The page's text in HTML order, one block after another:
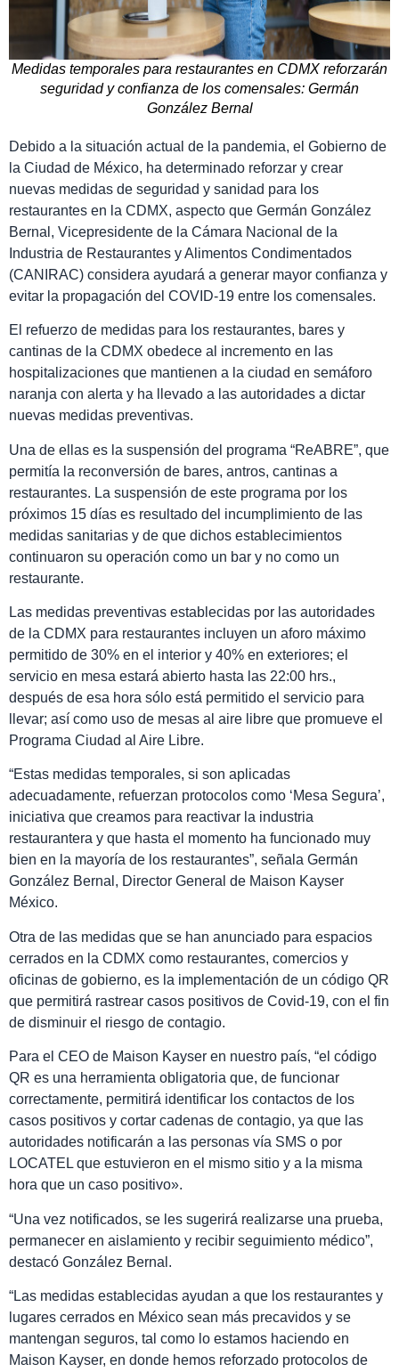
Medidas temporales para restaurantes en CDMX reforzarán
seguridad y confianza de los comensales: Germán
González Bernal
Debido a la situación actual de la pandemia, el Gobierno de
la Ciudad de México, ha determinado reforzar y crear
nuevas medidas de seguridad y sanidad para los
restaurantes en la CDMX, aspecto que Germán González
Bernal, Vicepresidente de la Cámara Nacional de la
Industria de Restaurantes y Alimentos Condimentados
(CANIRAC) considera ayudará a generar mayor confianza y
evitar la propagación del COVID-19 entre los comensales.
El refuerzo de medidas para los restaurantes, bares y
cantinas de la CDMX obedece al incremento en las
hospitalizaciones que mantienen a la ciudad en semáforo
naranja con alerta y ha llevado a las autoridades a dictar
nuevas medidas preventivas.
Una de ellas es la suspensión del programa “ReABRE”, que
permitía la reconversión de bares, antros, cantinas a
restaurantes. La suspensión de este programa por los
próximos 15 días es resultado del incumplimiento de las
medidas sanitarias y de que dichos establecimientos
continuaron su operación como un bar y no como un
restaurante.
Las medidas preventivas establecidas por las autoridades
de la CDMX para restaurantes incluyen un aforo máximo
permitido de 30% en el interior y 40% en exteriores; el
servicio en mesa estará abierto hasta las 22:00 hrs.,
después de esa hora sólo está permitido el servicio para
llevar; así como uso de mesas al aire libre que promueve el
Programa Ciudad al Aire Libre.
“Estas medidas temporales, si son aplicadas
adecuadamente, refuerzan protocolos como ‘Mesa Segura’,
iniciativa que creamos para reactivar la industria
restaurantera y que hasta el momento ha funcionado muy
bien en la mayoría de los restaurantes”, señala Germán
González Bernal, Director General de Maison Kayser
México.
Otra de las medidas que se han anunciado para espacios
cerrados en la CDMX como restaurantes, comercios y
oficinas de gobierno, es la implementación de un código QR
que permitirá rastrear casos positivos de Covid-19, con el fin
de disminuir el riesgo de contagio.
Para el CEO de Maison Kayser en nuestro país, “el código
QR es una herramienta obligatoria que, de funcionar
correctamente, permitirá identificar los contactos de los
casos positivos y cortar cadenas de contagio, ya que las
autoridades notificarán a las personas vía SMS o por
LOCATEL que estuvieron en el mismo sitio y a la misma
hora que un caso positivo».
“Una vez notificados, se les sugerirá realizarse una prueba,
permanecer en aislamiento y recibir seguimiento médico”,
destacó González Bernal.
“Las medidas establecidas ayudan a que los restaurantes y
lugares cerrados en México sean más precavidos y se
mantengan seguros, tal como lo estamos haciendo en
Maison Kayser, en donde hemos reforzado protocolos de